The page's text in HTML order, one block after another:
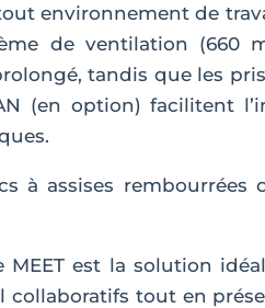
environnement de
de ventilation (660
tandis que les
(en option) facilitent
à assises rembourrées
MEET est la solution
collaboratifs tout en